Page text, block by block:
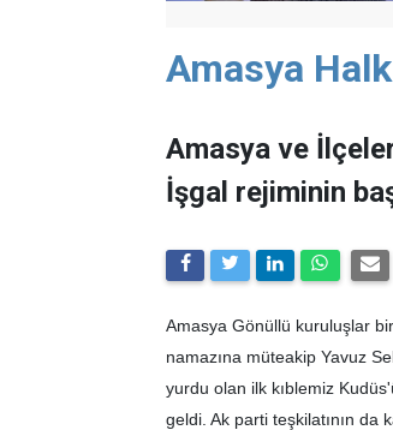
Amasya
Amasya ve
İşgal rejiminin
Amasya Gönüllü kuruluşlar
namazına müteakip Yavuz
yurdu olan ilk kıblemiz
geldi. Ak parti teşkilatının da